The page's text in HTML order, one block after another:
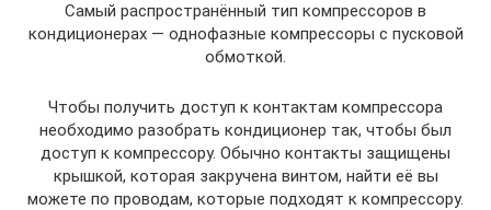
Самый распространённый тип компрессоров в
кондиционерах — однофазные компрессоры с пусковой
обмоткой.
Чтобы получить доступ к контактам компрессора
необходимо разобрать кондиционер так, чтобы был
доступ к компрессору. Обычно контакты защищены
крышкой, которая закручена винтом, найти её вы
можете по проводам, которые подходят к компрессору.